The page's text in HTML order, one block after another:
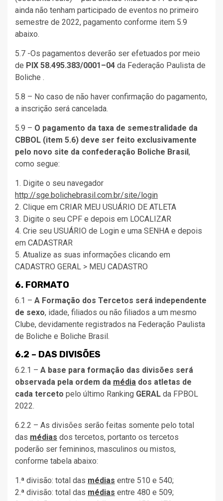
ainda não tenham participado de eventos no primeiro
semestre de 2022, pagamento conforme item 5.9
abaixo.
5.7 -Os pagamentos deverão ser efetuados por meio
de PIX 58.495.383/0001–04 da Federação Paulista de
Boliche .
5.8 – No caso de não haver confirmação do pagamento,
a inscrição será cancelada.
5.9 – O pagamento da taxa de semestralidade da
CBBOL (item 5.6) deve ser feito exclusivamente
pelo novo site da confederação Boliche Brasil,
como segue:
1. Digite o seu navegador
http://sge.bolichebrasil.com.br/site/login
2. Clique em CRIAR MEU USUÁRIO DE ATLETA
3. Digite o seu CPF e depois em LOCALIZAR
4. Crie seu USUÁRIO de Login e uma SENHA e depois
em CADASTRAR
5. Atualize as suas informações clicando em
CADASTRO GERAL > MEU CADASTRO
6. FORMATO
6.1 – A Formação dos Tercetos será independente
de sexo, idade, filiados ou não filiados a um mesmo
Clube, devidamente registrados na Federação Paulista
de Boliche e Boliche Brasil.
6.2 – DAS DIVISÕES
6.2.1 – A base para formação das divisões será
observada pela ordem da média dos atletas de
cada terceto pelo último Ranking GERAL da FPBOL
2022.
6.2.2 – As divisões serão feitas somente pelo total
das médias dos tercetos, portanto os tercetos
poderão ser femininos, masculinos ou mistos,
conforme tabela abaixo:
1.ª divisão: total das médias entre 510 e 540;
2.ª divisão: total das médias entre 480 e 509;